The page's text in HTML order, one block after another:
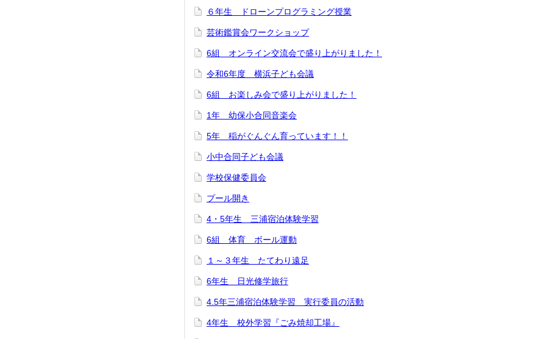
６年生 ドローンプログラミング授業
芸術鑑賞会ワークショップ
6組 オンライン交流会で盛り上がりました！
令和6年度 横浜子ども会議
6組 お楽しみ会で盛り上がりました！
1年 幼保小合同音楽会
5年 稲がぐんぐん育っています！！
小中合同子ども会議
学校保健委員会
プール開き
4・5年生 三浦宿泊体験学習
6組 体育 ボール運動
１～３年生 たてわり遠足
6年生 日光修学旅行
4.5年三浦宿泊体験学習 実行委員の活動
4年生 校外学習『ごみ焼却工場』